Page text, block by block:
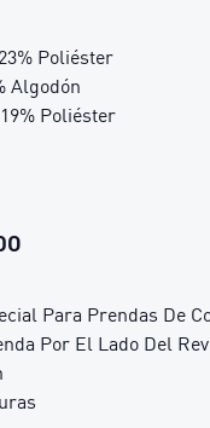
Poliéster
Algodón
Poliéster
Para Prendas De
Por El Lado Del